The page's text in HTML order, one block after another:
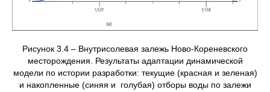
Рисунок 3.4 – Внутрисолевая залежь Ново-Кореневского
месторождения. Результаты адаптации динамической
модели по истории разработки: текущие (красная и зеленая)
и накопленные (синяя и голубая) отборы воды по залежи